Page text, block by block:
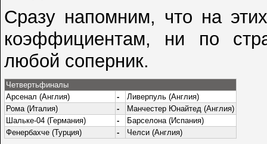
Сразу напомним, что на
коэффициентам, ни по
любой соперник.
Четвертьфиналы
Арсенал (Англия)
-
Ливерпуль (Англия)
Рома (Италия)
-
Манчестер Юнайтед (Англия)
Шальке-04 (Германия)
-
Барселона (Испания)
Фенербахче (Турция)
- Челси (Англия)